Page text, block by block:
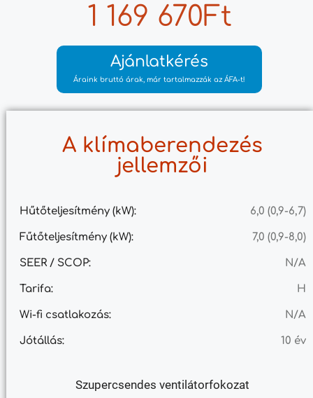
1 169 670Ft
Ajánlatkérés
Áraink bruttó árak, már tartalmazzák az ÁFA-t!
A klímaberendezés
jellemzői
Hűtőteljesítmény (kW): 6,0 (0,9-6,7)
Fűtőteljesítmény (kW): 7,0 (0,9-8,0)
SEER / SCOP: N/A
Tarifa: H
Wi-fi csatlakozás: N/A
Jótállás: 10 év
Szupercsendes ventilátorfokozat